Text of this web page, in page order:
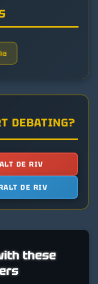
DEBATING?
DE RIV
DE RIV
these